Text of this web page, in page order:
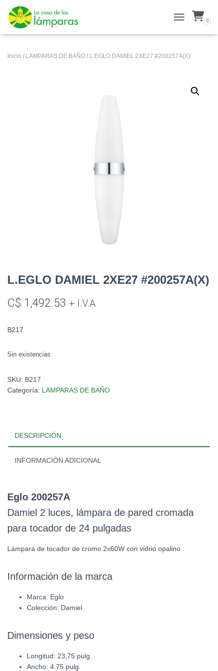
ALTERNAR
0
Inicio / LAMPARAS DE BAÑO / L.EGLO DAMIEL 2XE27 #200257A(X)
L.EGLO DAMIEL 2XE27 #200257A(X)
C$ 1,492.53 + I.V.A
B217
Sin existencias
SKU: B217
Categoría: LAMPARAS DE BAÑO
DESCRIPCIÓN
INFORMACIÓN ADICIONAL
Eglo 200257A
Damiel 2 luces, lámpara de pared cromada
para tocador de 24 pulgadas
Lámpara de tocador de cromo 2x60W con vidrio opalino
Información de la marca
Marca: Eglo
Colección: Damiel
Dimensiones y peso
Longitud: 23,75 pulg.
Ancho: 4.75 pulg.